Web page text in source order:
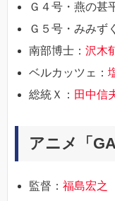
Ｇ４号・燕の甚
Ｇ５号・みみず
南部博士： 沢木
ベルカッツェ：
総統Ｘ： 田中信
アニメ「
監督： 福島宏之